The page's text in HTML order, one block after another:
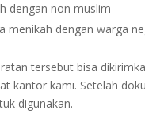
dengan non muslim
menikah dengan warga
tersebut bisa
kantor kami. Setelah
digunakan.